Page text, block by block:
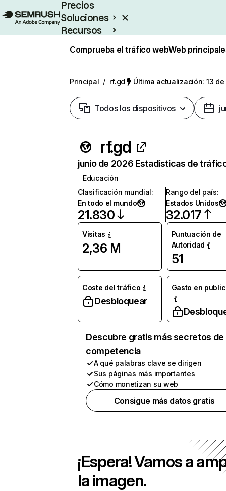
Precios
Soluciones
Recursos
Comprueba el tráfico webWeb
Principal / rf.gd Última actualización: 13
Todos los dispositivos
rf.gd
junio de 2026 Estadísticas de
Educación
Clasificación mundial:
En todo el mundo
21.830
Rango del país:
Estados Unidos
32.017
Visitas
2,36 M
Puntuación de
Autoridad
51
Coste del tráfico
Desbloquear
Gasto en
Descubre gratis más secretos de
competencia
A qué palabras clave se dirigen
Sus páginas más importantes
Cómo monetizan su web
Consigue más datos gratis
¡Espera! Vamos a
la imagen.